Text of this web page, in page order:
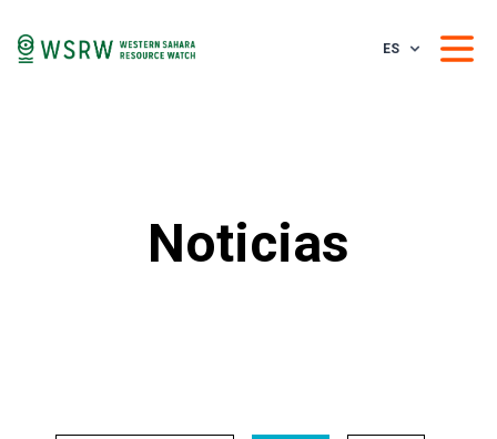
ES
Noticias